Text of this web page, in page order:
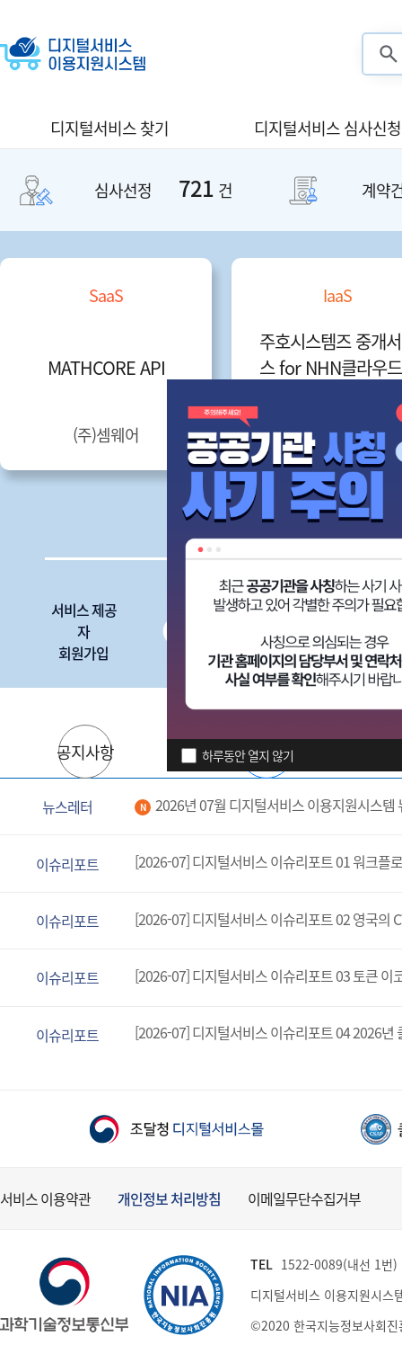
디지털서비스 찾기 디지털서비스 심사신청
하루동안 열지 않기
심사선정 721 건 계약
API
주호시스템즈 중개서비
스 for NHN클라우드 (I
주식회사 주호시스템즈 메
서비스 제공
자
회원가입
디지털서비
스
심사신청
공지사항 자료실
뉴스레터 N 2026년 07월 디지털서비스 이용지원시스템
이슈리포트 [2026-07] 디지털서비스 이슈리포트 01 ​워크플
이슈리포트
이슈리포트 [2026-07] 디지털서비스 이슈리포트 03 토큰 이
이슈리포트
서비스 이용약관 개인정보 처리방침 이메일무단수집거부
TEL 1522-0089(내선 1번
디지털서비스 이용지원시스
©2020 한국지능정보사회진